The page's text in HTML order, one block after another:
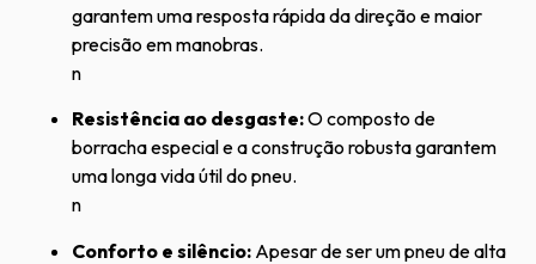
garantem uma resposta rápida da direção e maior
precisão em manobras.
n
Resistência ao desgaste:O composto de
borracha especial e a construção robusta garantem
uma longa vida útil do pneu.
n
Conforto e silêncio: Apesar de ser um pneu de alta